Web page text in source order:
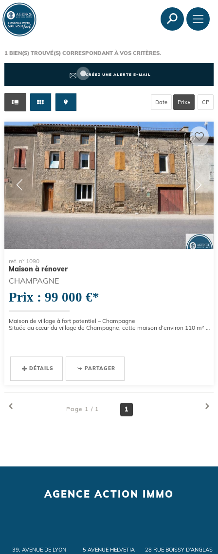
1BIEN(S) TROUVÉ(S) CORRESPONDANT À VOS CRITÈRES.
CRÉEZ UNE ALERTE E-MAIL
Date Prix CP
ref. n° 1090
Maison à rénover
CHAMPAGNE
Prix : 99 000 €*
Maison de village à fort potentiel – Champagne
Située au cœur du village de Champagne, cette maison d’environ 110 m² offre de belles possibilités d’aménagement pour un...
DÉTAILS PARTAGER
Page 1 / 1 1
AGENCE ACTION IMMO
39, AVENUE DE LYON
5 AVENUE HELVETIA
28 RUE BOISSY D'ANGLAS